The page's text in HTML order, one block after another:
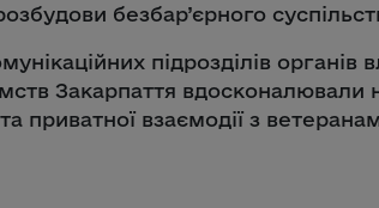
безбар’єрного
підрозділів органів
Закарпаття вдосконалювали
приватної взаємодії з